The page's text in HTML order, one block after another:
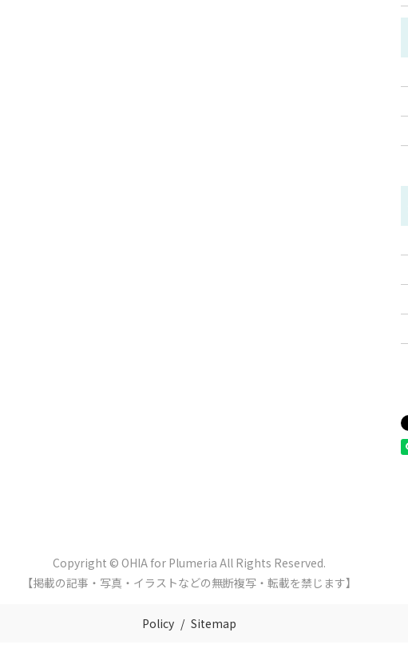
Copyright © OHIA for Plumeria All Rights Reserved.
【掲載の記事・写真・イラストなどの無断複写・転載を禁じます】
Policy Sitemap